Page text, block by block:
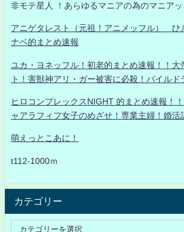
非モテ星人 ！あらゆるマニアの為のマニアッ
アニゲタレスト（元祖！アニメッフル） ひ
ナベ的まとめ速報
ユカ・ヨネッフル！初老的まとめ速報！！大
ト！害獣神アリ・ガー被害に必殺！パイルド
ヒロコンプレックスNIGHT 的まとめ速報！
ャアラフィフ女子のめざせ！専業主婦！婚活
萌えっとこあに！
t112-1000ｍ
カテゴリー